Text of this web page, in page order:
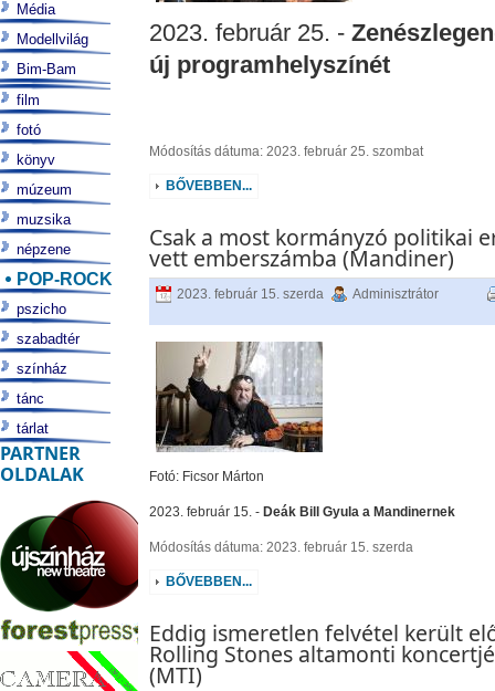
2023. február 25. -
új programhelyszínét
Módosítás dátuma: 2023. február 25. szombat
BŐVEBBEN...
Csak a most kormányzó politikai
vett emberszámba (Mandiner)
2023. február 15. szerda Adminisztrátor
Fotó: Ficsor Márton
2023. február 15. - Deák Bill Gyula a Mandinernek
Módosítás dátuma: 2023. február 15. szerda
BŐVEBBEN...
Eddig ismeretlen felvétel került
Rolling Stones altamonti
(MTI)
Média
Modellvilág
Bim-Bam
film
fotó
könyv
múzeum
muzsika
népzene
POP-ROCK
pszicho
szabadtér
színház
tánc
tárlat
PARTNER
OLDALAK